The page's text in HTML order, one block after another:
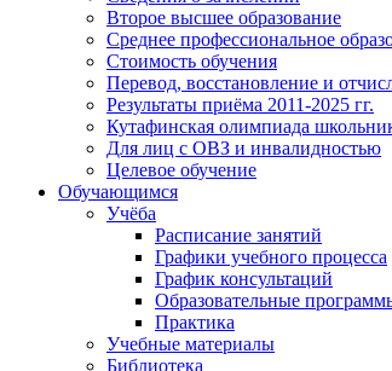
Второе высшее образование
Среднее профессиональное
Стоимость обучения
Перевод, восстановление и
Результаты приёма 2011-2025 гг.
Кутафинская олимпиада
Для лиц с ОВЗ и инвалидностью
Целевое обучение
Обучающимся
Учёба
Расписание занятий
Графики учебного процесса
График консультаций
Образовательные
Практика
Учебные материалы
Библиотека